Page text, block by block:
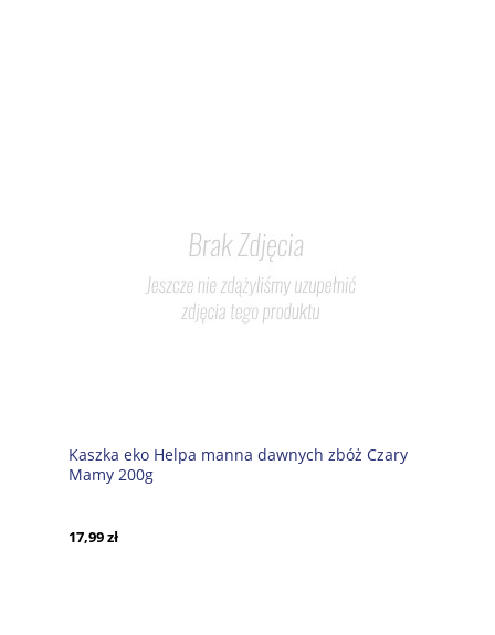
Kaszka eko Helpa manna dawnych zbóż Czary
Mamy 200g
17,99 zł